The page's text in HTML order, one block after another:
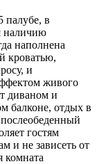
палубе, в
наличию
наполнена
кроватью,
и
живого
диваном и
балконе, отдых в
гостям
и не зависеть от
комната